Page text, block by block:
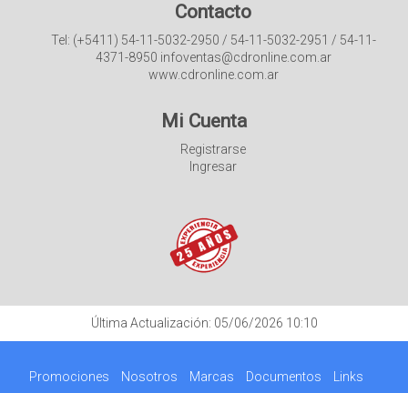
Contacto
Tel: (+5411) 54-11-5032-2950 / 54-11-5032-2951 / 54-11-
4371-8950 infoventas@cdronline.com.ar
www.cdronline.com.ar
Mi Cuenta
Registrarse
Ingresar
Última Actualización: 05/06/2026 10:10
Promociones Nosotros Marcas Documentos Links